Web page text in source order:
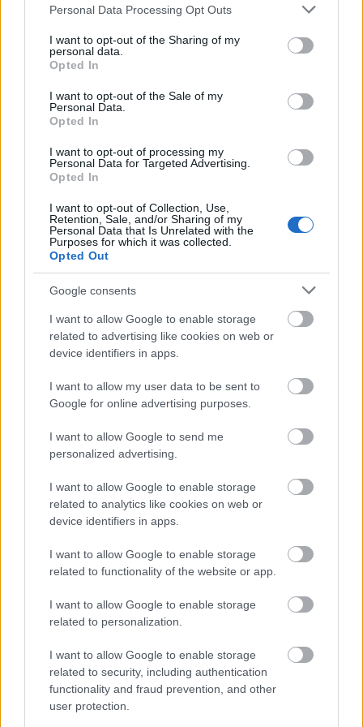
Please note that this website/app uses one or more Google
not limited to your visit or usage behaviour. You may click to
grant or deny consent to Google and its third-party tags to
use your data for below specified purposes in below Google
consent section.
Personal Data Processing Opt Outs
I want to opt-out of the Sharing of my
personal data.
Opted In
I want to opt-out of the Sale of my
Personal Data.
Opted In
I want to opt-out of processing my
Personal Data for Targeted Advertising.
Opted In
I want to opt-out of Collection, Use,
Retention, Sale, and/or Sharing of my
Personal Data that Is Unrelated with the
Purposes for which it was collected.
Opted Out
Google consents
I want to allow Google to enable storage
related to advertising like cookies on web or
device identifiers in apps.
I want to allow my user data to be sent to
Google for online advertising purposes.
I want to allow Google to send me
personalized advertising.
I want to allow Google to enable storage
related to analytics like cookies on web or
device identifiers in apps.
I want to allow Google to enable storage
related to functionality of the website or app.
I want to allow Google to enable storage
related to personalization.
I want to allow Google to enable storage
related to security, including authentication
functionality and fraud prevention, and other
user protection.
mámor, Provence nagy kedvencem volt írott
szomorúan kellett tapasztalnom, hogy a
látványosabb filmekhez szokott rendező nem tudta
tömény unalom lett, tele romantikus klisékkel. Az
Amerikai gengszter sem lett az igazi, a Denzel
sikerhez, hiányzott belőle az a bizonyos plusz, ami
miatt valóban fontos és érdekes film született volna.
Megint kezdtük elveszíteni a hitünket a rendezőben,
de aztán megint jött egy film, ami ha nem is repítette
vissza a csúcsra, arra elég volt, hogy újra feltegye
magát a térképre. A Hazugságok hálója a
DiCaprio- Russell Crowe kettős miatt működött jól,
de a zsenialitás fájóan hiányzott belőle. Jó, jó, de hol
van ez a korábbi nagy filmektől? Aztán megint
megint csalódnunk kellett, és nem csak azért, mert
kedvenc Gladiátorunk láthatóan megöregedett,
mondani a film, hamar el is tűnt a süllyesztőben.
Megint nem vártunk semmit a következő filmtől,
megint meg tudott lepni bennünket a rendező. A
Prometheus hatalmas siker lett, én azonban nem
igazán tudtam értékelni,Fassbender ide vagy oda,
szerintem egy felejthető utánérzés, amit erősen
túlértékelnek. De Scott ismét visszakerült a pikszisbe,